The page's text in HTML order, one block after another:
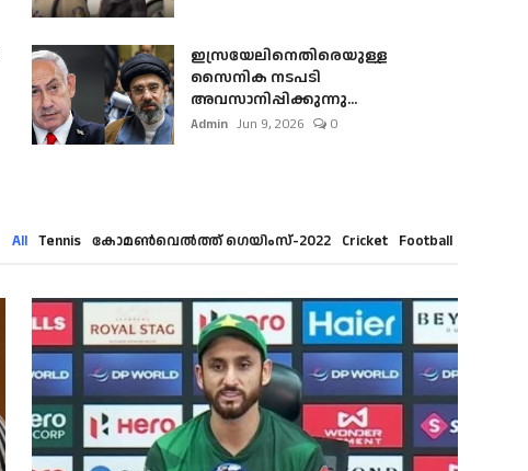
ഇസ്രയേലിനെതിരെയുള്ള
സൈനിക നടപടി
അവസാനിപ്പിക്കുന്നു...
Admin Jun 9, 2026 0
All Tennis കോമൺവെൽത്ത് ഗെയിംസ്-2022 Cricket Football